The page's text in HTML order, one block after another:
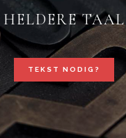
HELDERE TAAL
TEKST NODIG?